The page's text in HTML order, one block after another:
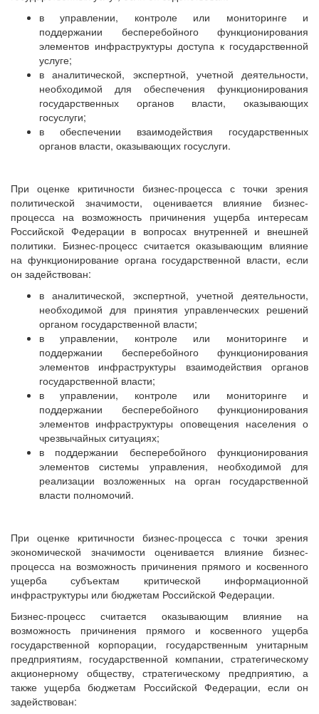
в управлении, контроле или мониторинге и
поддержании бесперебойного функционирования
элементов инфраструктуры доступа к государственной
услуге;
в аналитической, экспертной, учетной деятельности,
необходимой для обеспечения функционирования
государственных органов власти, оказывающих
госуслуги;
в обеспечении взаимодействия государственных
органов власти, оказывающих госуслуги.
При оценке критичности бизнес-процесса с точки зрения
политической значимости, оценивается влияние бизнес-
процесса на возможность причинения ущерба интересам
Российской Федерации в вопросах внутренней и внешней
политики. Бизнес-процесс считается оказывающим влияние
на функционирование органа государственной власти, если
он задействован:
в аналитической, экспертной, учетной деятельности,
необходимой для принятия управленческих решений
органом государственной власти;
в управлении, контроле или мониторинге и
поддержании бесперебойного функционирования
элементов инфраструктуры взаимодействия органов
государственной власти;
в управлении, контроле или мониторинге и
поддержании бесперебойного функционирования
элементов инфраструктуры оповещения населения о
чрезвычайных ситуациях;
в поддержании бесперебойного функционирования
элементов системы управления, необходимой для
реализации возложенных на орган государственной
власти полномочий.
При оценке критичности бизнес-процесса с точки зрения
экономической значимости оценивается влияние бизнес-
процесса на возможность причинения прямого и косвенного
ущерба субъектам критической информационной
инфраструктуры или бюджетам Российской Федерации.
Бизнес-процесс считается оказывающим влияние на
возможность причинения прямого и косвенного ущерба
государственной корпорации, государственным унитарным
предприятиям, государственной компании, стратегическому
акционерному обществу, стратегическому предприятию, а
также ущерба бюджетам Российской Федерации, если он
задействован: